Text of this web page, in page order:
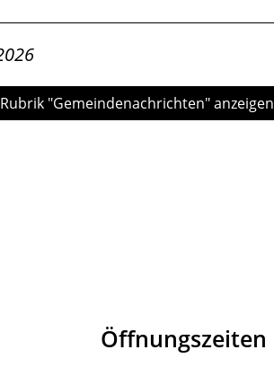
"Gemeindenachrichten" anzeigen
Öffnungszeiten